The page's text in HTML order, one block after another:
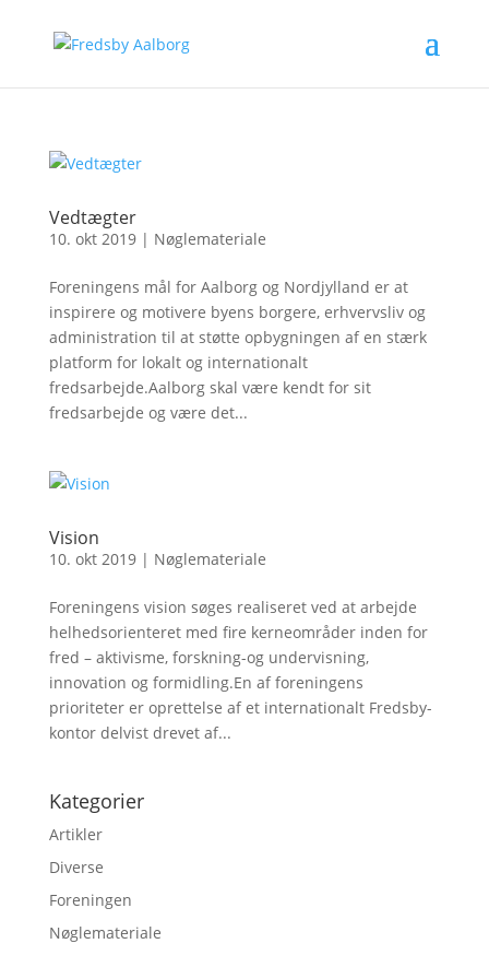
Vedtægter
10. okt 2019| Nøglemateriale
Foreningens mål for Aalborg og Nordjylland er at
inspirere og motivere byens borgere, erhvervsliv og
administration til at støtte opbygningen af en stærk
platform for lokalt og internationalt
fredsarbejde.Aalborg skal være kendt for sit
fredsarbejde og være det...
Vision
10. okt 2019| Nøglemateriale
Foreningens vision søges realiseret ved at arbejde
helhedsorienteret med fire kerneområder inden for
fred – aktivisme, forskning-og undervisning,
innovation og formidling.En af foreningens
prioriteter er oprettelse af et internationalt Fredsby-
kontor delvist drevet af...
Kategorier
Artikler
Diverse
Foreningen
Nøglemateriale